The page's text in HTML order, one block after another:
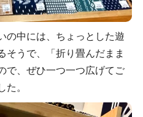
の中には、ちょっとした遊
そうで、「折り畳んだまま
で、ぜひ一つ一つ広げてご
た。